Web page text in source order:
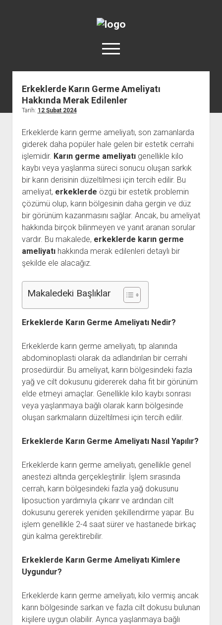
Türkiye'nin
Rehberi
Cerrahi
menüyü
aç
facebookinstagram
Anasayfa
Göğüs Estetiği
Vücut Estetiği
Yüz Estetiği
Sağlık ve Güzellik
Kullanıcı Yorumları
Saç Ekimi
Hakkımızda
İletişim
Erkeklerde Karın Germe Ameliyatı
Hakkında Merak Edilenler
Tarih: 12 Şubat 2024
Erkeklerde karın germe ameliyatı, son zamanlarda
giderek daha popüler hale gelen bir estetik cerrahi
işlemidir. Karın germe ameliyatıgenellikle kilo
kaybı veya yaşlanma süreci sonucu oluşan sarkık
bir karın derisinin düzeltilmesi için tercih edilir. Bu
ameliyat, erkeklerde özgü bir estetik problemin
çözümü olup, karın bölgesinin daha gergin ve düz
bir görünüm kazanmasını sağlar. Ancak, bu ameliyat
hakkında birçok bilinmeyen ve yanıt aranan sorular
vardır. Bu makalede, erkeklerde karın germe
ameliyatıhakkında merak edilenleri detaylı bir
şekilde ele alacağız.
Makaledeki Başlıklar
Erkeklerde Karın Germe Ameliyatı Nedir?
Erkeklerde karın germe ameliyatı, tıp alanında
abdominoplasti olarak da adlandırılan bir cerrahi
prosedürdür. Bu ameliyat, karın bölgesindeki fazla
yağ ve cilt dokusunu gidererek daha fit bir görünüm
elde etmeyi amaçlar. Genellikle kilo kaybı sonrası
veya yaşlanmaya bağlı olarak karın bölgesinde
oluşan sarkmaların düzeltilmesi için tercih edilir.
Erkeklerde Karın Germe Ameliyatı Nasıl Yapılır?
Erkeklerde karın germe ameliyatı, genellikle genel
anestezi altında gerçekleştirilir. İşlem sırasında
cerrah, karın bölgesindeki fazla yağ dokusunu
liposuction yardımıyla çıkarır ve ardından cilt
dokusunu gererek yeniden şekillendirme yapar. Bu
işlem genellikle 2-4 saat sürer ve hastanede birkaç
gün kalma gerektirebilir.
Erkeklerde Karın Germe Ameliyatı Kimlere
Uygundur?
Erkeklerde karın germe ameliyatı, kilo vermiş ancak
karın bölgesinde sarkan ve fazla cilt dokusu bulunan
kişilere uygun olabilir. Ayrıca yaşlanmaya bağlı